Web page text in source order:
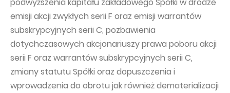
podwyższenia kapitału zakładowego Spółki w drodze
emisji akcji zwykłych serii F oraz emisji warrantów
subskrypcyjnych serii C, pozbawienia
dotychczasowych akcjonariuszy prawa poboru akcji
serii F oraz warrantów subskrypcyjnych serii C,
zmiany statutu Spółki oraz dopuszczenia i
wprowadzenia do obrotu jak również dematerializacji